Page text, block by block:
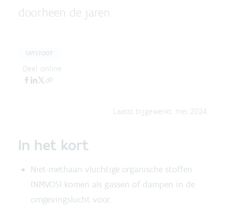
doorheen de jaren
UITSTOOT
Deel online
Laatst bijgewerkt: mei 2024
In het kort
Niet-methaan vluchtige organische stoffen
(NMVOS) komen als gassen of dampen in de
omgevingslucht voor.